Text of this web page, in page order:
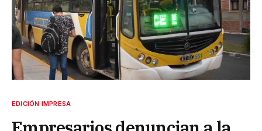
EDICIÓN IMPRESA